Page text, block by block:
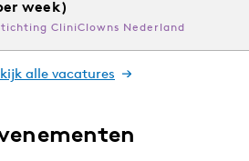
week)
CliniClowns Nederland
alle vacatures